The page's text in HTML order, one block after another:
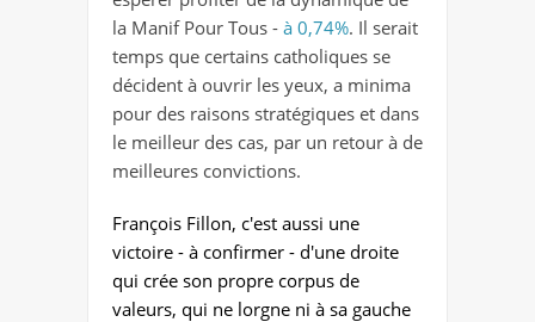
la Manif Pour Tous - à 0,74%. Il serait
temps que certains catholiques se
décident à ouvrir les yeux, a minima
pour des raisons stratégiques et dans
le meilleur des cas, par un retour à de
meilleures convictions.
François Fillon, c'est aussi une
victoire - à confirmer - d'une droite
qui crée son propre corpus de
valeurs, qui ne lorgne ni à sa gauche